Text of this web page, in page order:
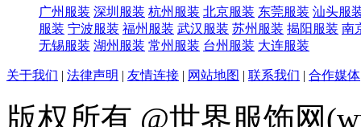
广州服装 深圳服装 杭州服装 北京服装 东莞服装 汕头服
服装 宁波服装 福州服装 武汉服装 苏州服装 揭阳服装 南
无锡服装 湖州服装 常州服装 台州服装 大连服装
关于我们 | 法律声明 | 友情连接 | 网站地图 | 联系我们 | 合作媒体
版权所有 @世界服饰网